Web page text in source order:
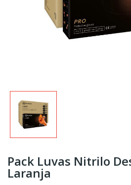
Pack Luvas Nitrilo
Laranja